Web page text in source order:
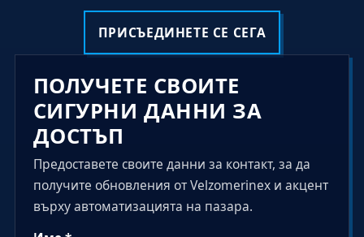
ПРИСЪЕДИНЕТЕ СЕ СЕГА
ПОЛУЧЕТЕ СВОИТЕ
СИГУРНИ ДАННИ ЗА
ДОСТЪП
Предоставете своите данни за контакт, за да
получите обновления от Velzomerinex и акцент
върху автоматизацията на пазара.